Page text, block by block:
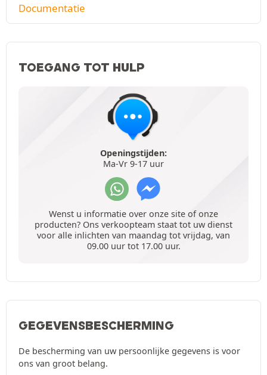
Documentatie
TOEGANG TOT HULP
Openingstijden:
Ma-Vr 9-17 uur
Wenst u informatie over onze site of onze
producten? Ons verkoopteam staat tot uw dienst
voor alle inlichten van maandag tot vrijdag, van
09.00 uur tot 17.00 uur.
GEGEVENSBESCHERMING
De bescherming van uw persoonlijke gegevens is voor
ons van groot belang.